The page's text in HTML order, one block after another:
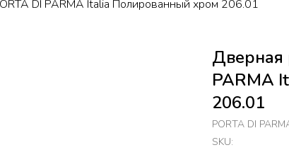
DI PARMA Italia Полированный хром 206.01
Дверная
PARMA
206.01
PORTA DI
SKU: